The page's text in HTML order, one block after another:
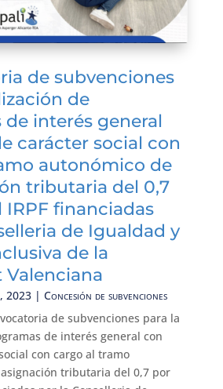
de subvenciones
de
de interés general
carácter social con
autonómico de
tributaria del 0,7
IRPF financiadas
de Igualdad y
de la
Valenciana
2023| Concesión de subvenciones
de subvenciones para la
de interés general con
con cargo al tramo
tributaria del 0,7 por